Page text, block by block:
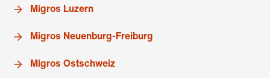
Migros Luzern
Migros Neuenburg-Freiburg
Migros Ostschweiz